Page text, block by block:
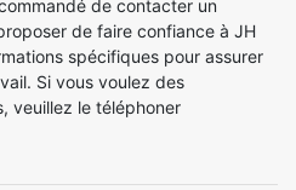
de contacter un
de faire confiance à JH
spécifiques pour assurer
Si vous voulez des
veuillez le téléphoner